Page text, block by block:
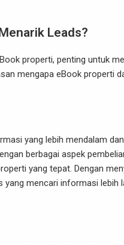
Leads?
properti, penting untuk
mengapa eBook properti
yang lebih mendalam
berbagai aspek
yang tepat. Dengan
mencari informasi lebih